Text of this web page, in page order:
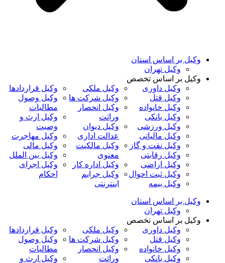
وکیل بر اساس استان
وکیل تهران
وکیل بر اساس تخصص
وکیل داوری
وکیل قتل
وکیل خانواده
وکیل بانکی
وکیل ورزشی
وکیل مالیاتی
وکیل نفت و گاز
وکیل رقابتی
وکیل اراضی
وکیل ثبت احوال
وکیل بیمه
وکیل ملکی
وکیل شرکت ها
وکیل انحصار
وراثت
وکیل دیوان
عدالت اداری
وکیل مالکیت
معنوی
وکیل اداره کار
وکیل جرایم
اینترنتی
وکیل قراردادها
وکیل وصول
مطالبات
وکیل ارث و
وصیت
وکیل مهاجرت
وکیل مالی
وکیل بین الملل
وکیل اجرای
احکام
وکیل بر اساس استان
وکیل تهران
وکیل بر اساس تخصص
وکیل داوری
وکیل قتل
وکیل خانواده
وکیل بانکی
وکیل ملکی
وکیل شرکت ها
وکیل انحصار
وراثت
وکیل قراردادها
وکیل وصول
مطالبات
وکیل ارث و